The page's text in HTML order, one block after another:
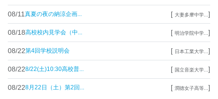
08/11 真夏の夜の納涼企画... [ 大妻多摩中学... ]
08/18高校校内見学会（中... [ 明治学院中学... ]
08/22第4回学校説明会 [ 日本工業大学... ]
08/228/22(土)10:30高校普... [ 国立音楽大学... ]
08/228月22日（土）第2回... [ 潤徳女子高等... ]